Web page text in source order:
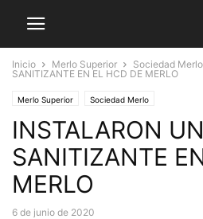
Inicio Merlo Superior Sociedad Merlo
SANITIZANTE EN EL HCD DE MERLO
Merlo Superior Sociedad Merlo
INSTALARON
SANITIZANTE
MERLO
6 de junio de 2020